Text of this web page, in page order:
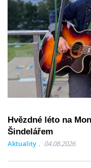
Hvězdné léto na
Šindelářem
Aktuality 04.08.2026